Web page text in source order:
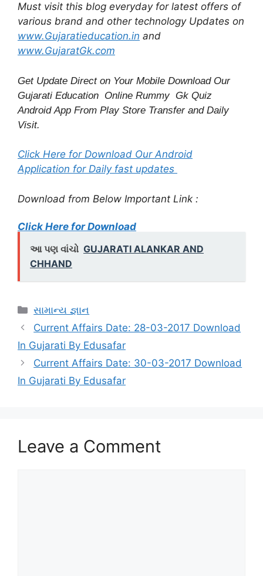
Must visit this blog everyday for latest offers of
various brand and other technology Updates on
www.Gujaratieducation.in and
www.GujaratGk.com
Get Update Direct on Your Mobile Download Our
Gujarati Education Online Rummy Gk Quiz
Android App From Play Store Transferand Daily
Visit.
Click Here for Download Our Android
Application for Daily fast updates
Download from Below Important Link :
Click Here for Download
આ પણ વાંચો GUJARATI ALANKAR AND
CHHAND
Categories
સામાન્ય જ્ઞાન
Current Affairs Date: 28-03-2017 Download
In Gujarati By Edusafar
Current Affairs Date: 30-03-2017 Download
In Gujarati By Edusafar
Leave a Comment